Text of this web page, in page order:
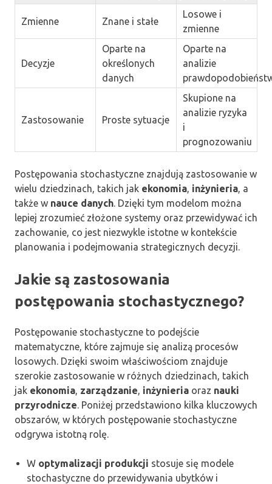
Zmienne Znane i stałe
Losowe i
zmienne
Decyzje
Oparte na
określonych
danych
Oparte na
analizie
Zastosowanie Proste sytuacje
Skupione na
analizie ryzyka
i
prognozowaniu
Postępowania stochastyczne znajdują zastosowanie w
wielu dziedzinach, takich jak ekonomia, inżynieria, a
także w nauce danych. Dzięki tym modelom można
lepiej zrozumieć złożone systemy oraz przewidywać ich
zachowanie, co jest niezwykle istotne w kontekście
planowania i podejmowania strategicznych decyzji.
Jakie są zastosowania
postępowania stochastycznego?
Postępowanie stochastyczne to podejście
matematyczne, które zajmuje się analizą procesów
losowych. Dzięki swoim właściwościom znajduje
szerokie zastosowanie w różnych dziedzinach, takich
jak ekonomia zarządzanie inżynieria oraz nauki
przyrodnicze . Poniżej przedstawiono kilka kluczowych
obszarów, w których postępowanie stochastyczne
odgrywa istotną rolę.
W optymalizacji produkcji stosuje się modele
stochastyczne do przewidywania ubytków i